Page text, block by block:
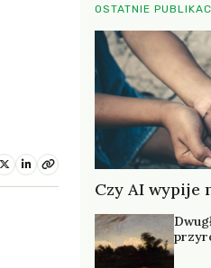
OSTATNIE
Czy AI wypije